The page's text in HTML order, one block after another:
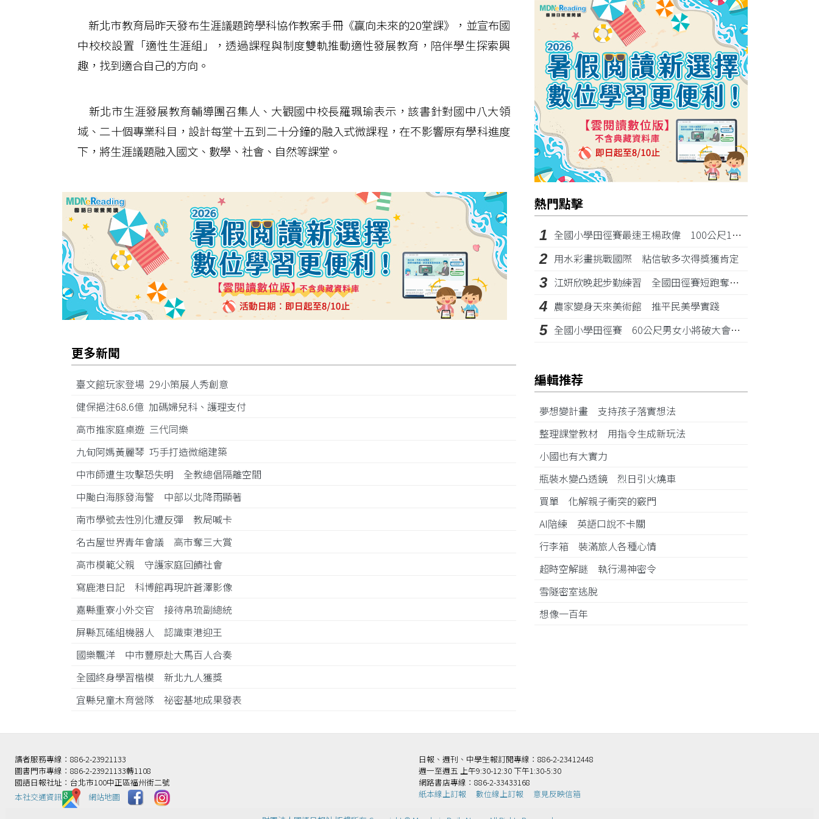
新北市教育局昨天發布生涯議題跨學科協作教案手冊《贏向未來的20堂課》，並宣布國
中校校設置「適性生涯組」，透過課程與制度雙軌推動適性發展教育，陪伴學生探索興
趣，找到適合自己的方向。
新北市生涯發展教育輔導團召集人、大觀國中校長羅珮瑜表示，該書針對國中八大領
域、二十個專業科目，設計每堂十五到二十分鐘的融入式微課程，在不影響原有學科進度
下，將生涯議題融入國文、數學、社會、自然等課堂。
更多新聞
臺文館玩家登場 29小策展人秀創意
健保挹注68.6億 加碼婦兒科、護理支付
高市推家庭桌遊 三代同樂
九旬阿媽黃麗琴 巧手打造微縮建築
中市師遭生攻擊恐失明 全教總倡隔離空間
中颱白海豚發海警 中部以北降雨顯著
南市學號去性別化遭反彈 教局喊卡
名古屋世界青年會議 高市奪三大賞
高市模範父親 守護家庭回饋社會
寫鹿港日記 科博館再現許蒼澤影像
嘉縣重寮小外交官 接待帛琉副總統
屏縣瓦磘組機器人 認識東港迎王
國樂飄洋 中市豐原赴大馬百人合奏
全國終身學習楷模 新北九人獲獎
宜縣兒童木育營隊 祕密基地成果發表
熱門點擊
1 全國小學田徑賽最速王楊政偉 100公尺11秒87奪金
2 用水彩畫挑戰國際 粘信敏多次得獎獲肯定
3 江姸欣晚起步勤練習 全國田徑賽短跑奪金摘銅
4 農家變身天來美術館 推平民美學實踐
5 全國小學田徑賽 60公尺男女小將破大會紀錄
編輯推荐
夢想變計畫 支持孩子落實想法
整理課堂教材 用指令生成新玩法
小國也有大實力
瓶裝水變凸透鏡 烈日引火燒車
買單 化解親子衝突的竅門
AI陪練 英語口說不卡關
行李箱 裝滿旅人各種心情
超時空解謎 執行湯神密令
雪隧密室逃脫
想像一百年
讀者服務專線：886-2-23921133
圖書門市專線：886-2-23921133轉1108
國語日報社址：台北市100中正區福州街二號
本社交通資訊️
網站地圖
日報、週刊、中學生報訂閱專線：886-2-23412448
週一至週五 上午9:30-12:30 下午1:30-5:30
網路書店專線：886-2-33433168
紙本線上訂報
數位線上訂報 意見反映信箱